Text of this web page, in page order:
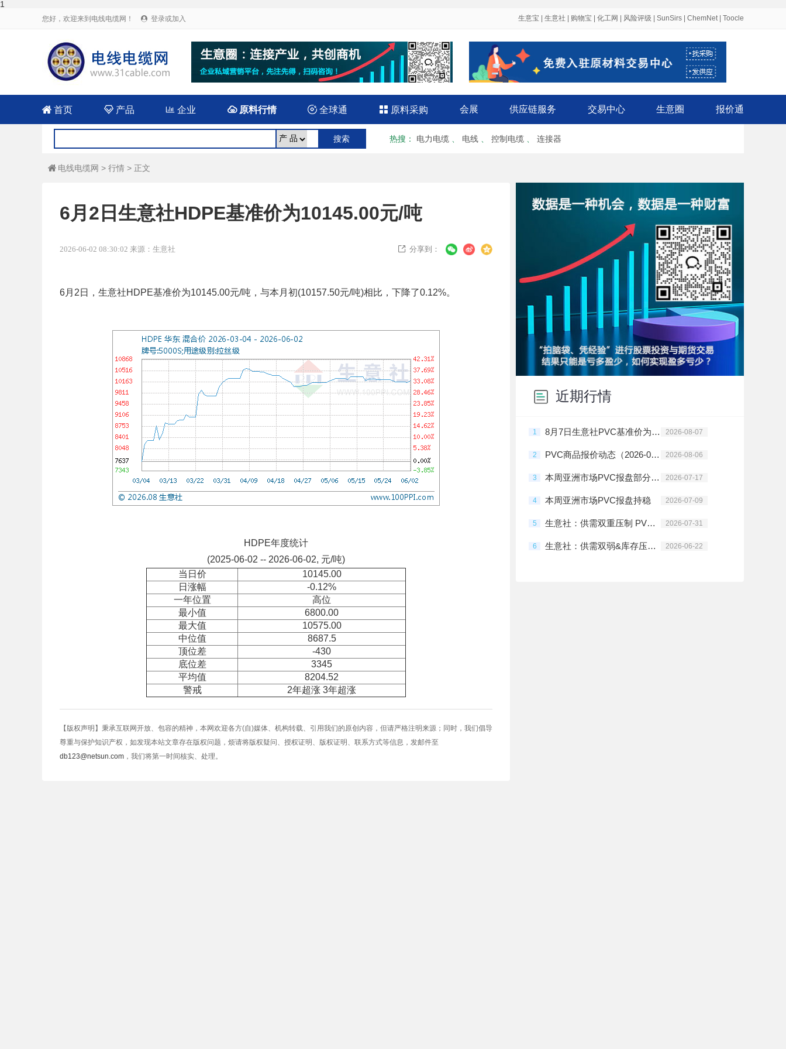
1
您好，欢迎来到电线电缆网！  登录或加入 生意宝 生意社 购物宝 化工网 风险评级 SunSirs ChemNet| Toocle
 首页 产品  企业 原料行情  全球通  原料采购 会展 供应链服务 交易中心 生意圈 报价通
热搜 ： 电力电缆 电线 控制电缆 连接器
 电线电缆网 > 行情 > 正文
6月2日生意社HDPE基准价为10145.00元/吨
2026-06-02 08:30:02 来源：生意社  分享到：
6月2日，生意社HDPE基准价为10145.00元/吨，与本月初(10157.50元/吨)相比，下降了0.12%。
HDPE年度统计
(2025-06-02 -- 2026-06-02, 元/吨)
当日价
10145.00
日涨幅
-0.12%
一年位置
高位
最小值
6800.00
最大值
10575.00
中位值
8687.5
顶位差
-430
底位差
3345
平均值
8204.52
警戒
2年超涨 3年超涨
【版权声明】秉承互联网开放、包容的精神，本网欢迎各方(自)媒体、机构转载、引用我们的原创内容，但请严格注明来源；同时，我们倡导
尊重与保护知识产权，如发现本站文章存在版权问题，烦请将版权疑问、授权证明、版权证明、联系方式等信息，发邮件至
db123@netsun.com ，我们将第一时间核实、处理。
近期行情
1 8月7日生意社PVC基准价为4425.00元/吨 2026-08-07
2 PVC商品报价动态（2026-08-06） 2026-08-06
3 本周亚洲市场PVC报盘部分地区上调 2026-07-17
4 本周亚洲市场PVC报盘持稳 2026-07-09
5 生意社：供需双重压制 PVC行情震荡走跌 2026-07-31
6 生意社：供需双弱&库存压制 PVC行情震荡偏弱 2026-06-22